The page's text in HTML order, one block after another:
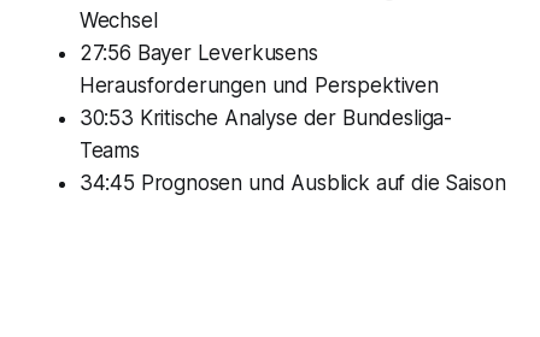
Wechsel
27:56 Bayer Leverkusens
Herausforderungen und Perspektiven
30:53 Kritische Analyse der Bundesliga-
Teams
34:45 Prognosen und Ausblick auf die Saison